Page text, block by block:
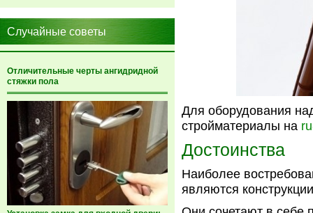
Случайные советы
Отличительные черты ангидридной
стяжки пола
Для оборудования
стройматериалы на
Достоинства
Наиболее
являются